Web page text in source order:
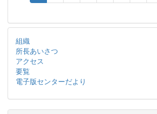
組織
所長あいさつ
アクセス
要覧
電子版センターだより